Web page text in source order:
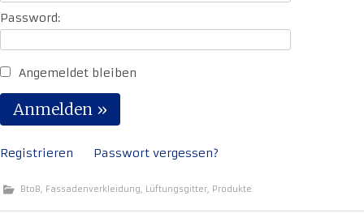
Password:
Angemeldet bleiben
Registrieren Passwort vergessen?
BtoB, Fassadenverkleidung, Lüftungsgitter, Produkte